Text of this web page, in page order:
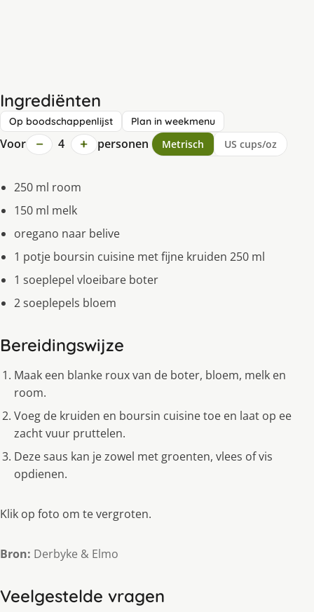
Ingrediënten
Op boodschappenlijst Plan in weekmenu
Voor − 4 + personen Metrisch US cups/oz
250 ml room
150 ml melk
oregano naar belive
1 potje boursin cuisine met fijne kruiden 250 ml
1 soeplepel vloeibare boter
2 soeplepels bloem
Bereidingswijze
Maak een blanke roux van de boter, bloem, melk en
room.
Voeg de kruiden en boursin cuisine toe en laat op ee
zacht vuur pruttelen.
Deze saus kan je zowel met groenten, vlees of vis
opdienen.
Klik op foto om te vergroten.
Bron: Derbyke & Elmo
Veelgestelde vragen